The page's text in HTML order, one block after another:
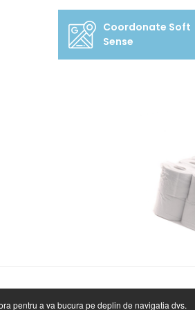
Coordonate Soft
Sense
pentru a va bucura pe deplin de navigatia dvs.